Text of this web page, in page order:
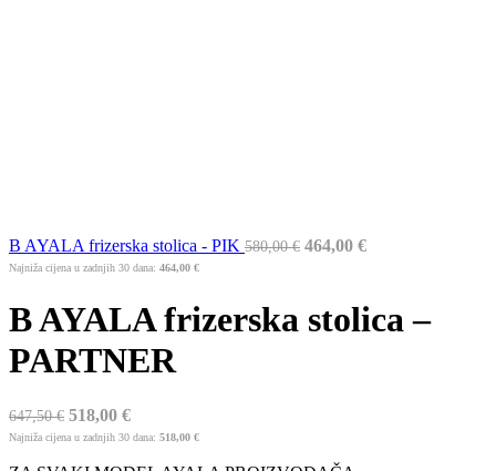
B AYALA frizerska stolica - PIK 580,00€ 464,00 €
Najniža cijena u zadnjih 30 dana: 464,00 €
B AYALA frizerska stolica –
PARTNER
647,50€ 518,00 €
Najniža cijena u zadnjih 30 dana: 518,00 €